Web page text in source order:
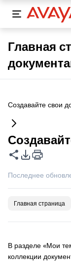
Главная
Создавайте свои
Поделиться
Параметры
Последнее
Главная страница
В разделе «Мои
коллекции